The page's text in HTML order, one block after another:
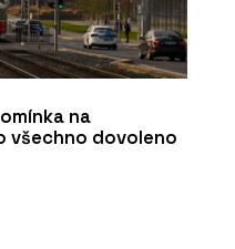
na
všechno dovoleno